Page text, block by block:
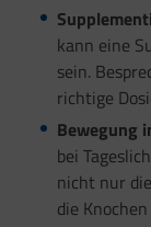
kann eine
sein.
richtige
Bewegung
bei
nicht nur
die